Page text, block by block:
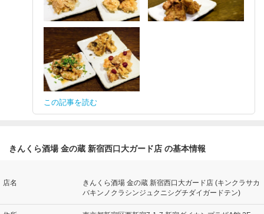
この記事を読む
きんくら酒場 金の蔵 新宿西口大ガード店 の基本情報
店名
きんくら酒場 金の蔵 新宿西口大ガード店 (キンクラサカ
バキンノクラシンジュクニシグチダイガードテン)